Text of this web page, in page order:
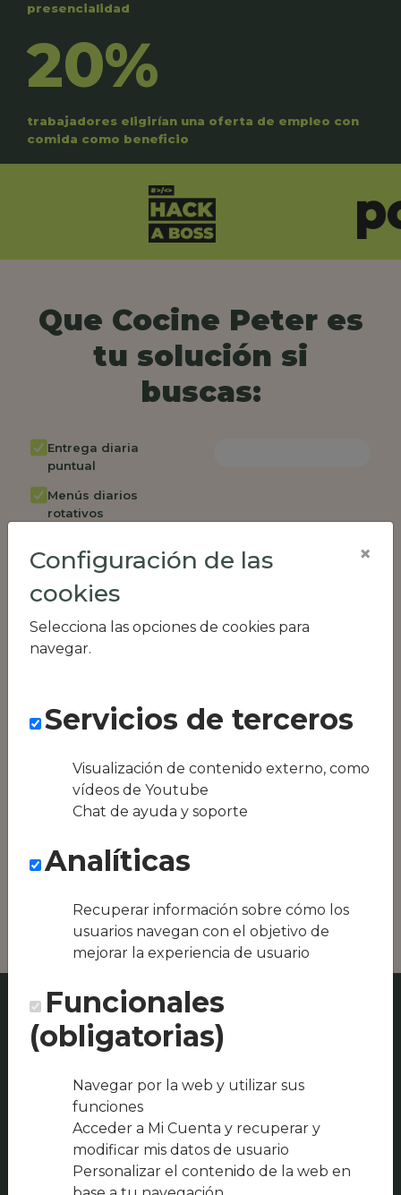
presencialidad
20%
trabajadores eligirían una oferta de empleo con
comida como beneficio
Que Cocine Peter es
tu solución si
buscas:
Entrega diaria
puntual
Menús diarios
rotativos
semanalmente
Factura única
Acceso individual
RR.HH
equipos híbridos
Conseguimos la
oferta local de tu
ser Amagat o
Configuración de las
cookies
Selecciona las opciones de cookies para
navegar.
×
Servicios de terceros
Visualización de contenido externo, como
vídeos de Youtube
Chat de ayuda y soporte
Analíticas
Recuperar información sobre cómo los
usuarios navegan con el objetivo de
mejorar la experiencia de usuario
Funcionales
(obligatorias)
Navegar por la web y utilizar sus
funciones
Acceder a Mi Cuenta y recuperar y
modificar mis datos de usuario
Personalizar el contenido de la web en